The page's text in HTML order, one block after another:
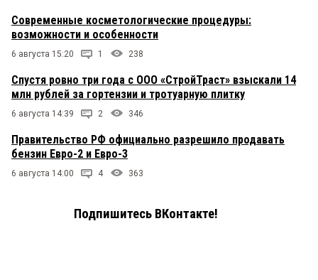
Современные косметологические процедуры:
возможности и особенности
6 августа 15:20 1 238
Спустя ровно три года с ООО «СтройТраст» взыскали 14
млн рублей за гортензии и тротуарную плитку
6 августа 14:39 2 346
Правительство РФ официально разрешило продавать
бензин Евро-2 и Евро-3
6 августа 14:00 4 363
Подпишитесь ВКонтакте!